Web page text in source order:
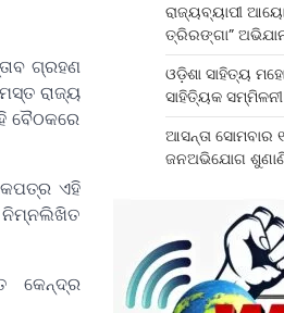
ଗ୍ରହଣ
ରାଜ୍ୟ
ବୈଠକରେ
ଏହି
ନିମ୍ନଲିଖିତ
କେନ୍ଦ୍ର
ରାଜ୍ୟବ୍ୟାପୀ
ତ୍ରିରଙ୍ଗା”
ଓଡ଼ିଶା ସାହିତ୍ୟ
ସାହିତ୍ୟିକ
ଆସନ୍ତା ସୋମବାର
ଜନଅଭିଯୋଗ